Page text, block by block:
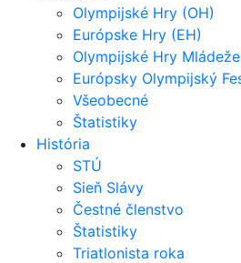
Olympijské Hry (OH)
Európske Hry (EH)
Olympijské Hry
Európsky Olympijský
Všeobecné
Štatistiky
História
STÚ
Sieň Slávy
Čestné členstvo
Štatistiky
Triatlonista roka